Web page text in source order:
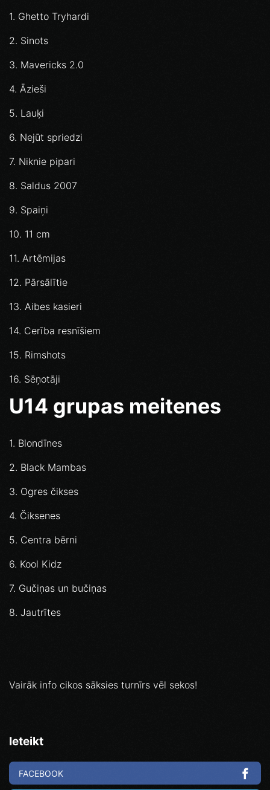
1. Ghetto Tryhardi
2. Sinots
3. Mavericks 2.0
4. Āzieši
5. Lauķi
6. Nejūt spriedzi
7. Niknie pipari
8. Saldus 2007
9. Spaiņi
10. 11 cm
11. Artēmijas
12. Pārsālītie
13. Aibes kasieri
14. Cerība resnīšiem
15. Rimshots
16. Sēņotāji
U14 grupas meitenes
1. Blondīnes
2. Black Mambas
3. Ogres čikses
4. Čiksenes
5. Centra bērni
6. Kool Kidz
7. Gučiņas un bučiņas
8. Jautrītes
Vairāk info cikos sāksies turnīrs vēl sekos!
Ieteikt
FACEBOOK